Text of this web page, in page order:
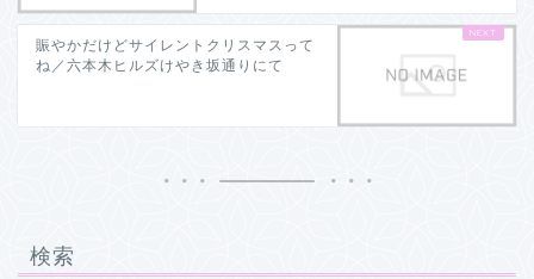
賑やかだけどサイレントクリスマスって
ね／六本木ヒルズけやき坂通りにて
検索